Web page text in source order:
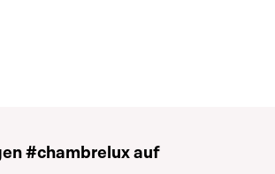
#chambrelux auf